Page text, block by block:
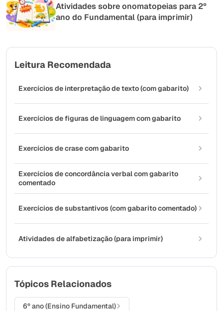
Atividades sobre onomatopeias para 2º
ano do Fundamental (para imprimir)
Leitura Recomendada
Exercícios de interpretação de texto (com gabarito)
Exercícios de figuras de linguagem com gabarito
Exercícios de crase com gabarito
Exercícios de concordância verbal com gabarito
comentado
Exercícios de substantivos (com gabarito comentado)
Atividades de alfabetização (para imprimir)
Tópicos Relacionados
6º ano (Ensino Fundamental)